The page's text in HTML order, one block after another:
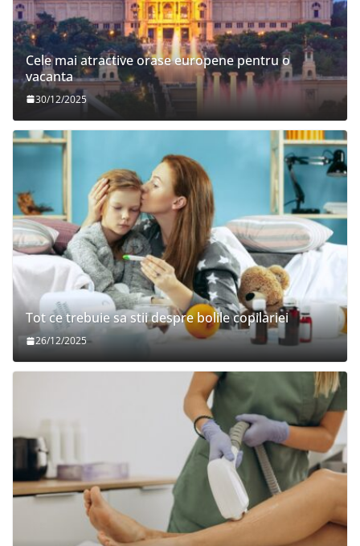
Cele mai atractive orase europene pentru o
vacanta
30/12/2025
Tot ce trebuie sa stii despre bolile copilariei
26/12/2025